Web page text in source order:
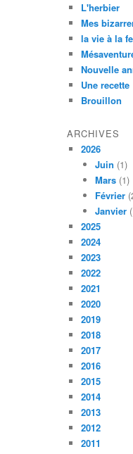
L'herbier
Mes
la vie à la
Nouvelle
Une recette
Brouillon
ARCHIVES
2026
Juin (1)
Mars (1)
Février
Janvier
2025
2024
2023
2022
2021
2020
2019
2018
2017
2016
2015
2014
2013
2012
2011